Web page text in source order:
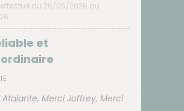
du 26/06/2026 au
et
Merci Joffrey, Merci